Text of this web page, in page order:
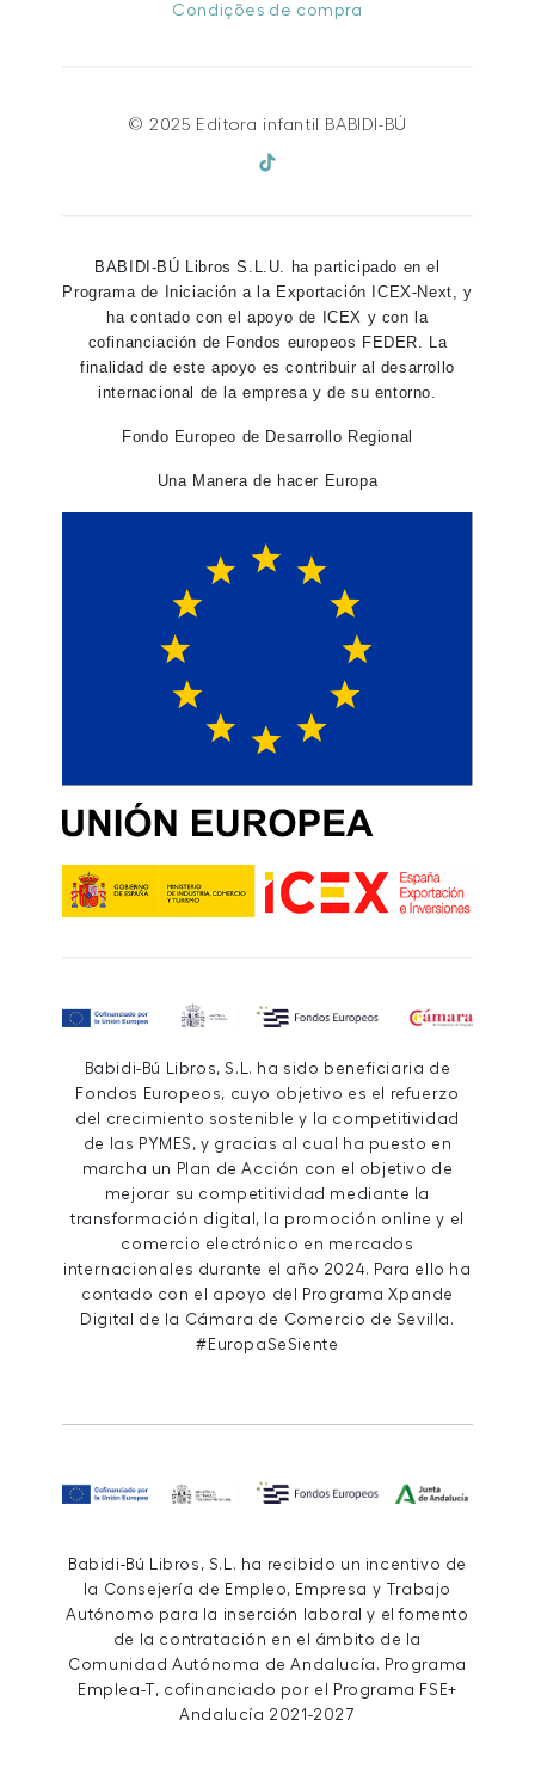
Condições de compra
© 2025 Editora infantil BABIDI-BÚ
BABIDI-BÚ Libros S.L.U. ha participado en el
Programa de Iniciación a la Exportación ICEX-Next, y
ha contado con el apoyo de ICEX y con la
cofinanciación de Fondos europeos FEDER. La
finalidad de este apoyo es contribuir al desarrollo
internacional de la empresa y de su entorno.
Fondo Europeo de Desarrollo Regional
Una Manera de hacer Europa
Babidi-Bú Libros, S.L. ha sido beneficiaria de
Fondos Europeos, cuyo objetivo es el refuerzo
del crecimiento sostenible y la competitividad
de las PYMES, y gracias al cual ha puesto en
marcha un Plan de Acción con el objetivo de
mejorar su competitividad mediante la
transformación digital, la promoción online y el
comercio electrónico en mercados
internacionales durante el año 2024. Para ello ha
contado con el apoyo del Programa Xpande
Digital de la Cámara de Comercio de Sevilla.
#EuropaSeSiente
Babidi-Bú Libros, S.L. ha recibido un incentivo de
la Consejería de Empleo, Empresa y Trabajo
Autónomo para la inserción laboral y el fomento
de la contratación en el ámbito de la
Comunidad Autónoma de Andalucía. Programa
Emplea-T, cofinanciado por el Programa FSE+
Andalucía 2021-2027